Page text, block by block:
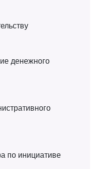
денежного
по инициативе